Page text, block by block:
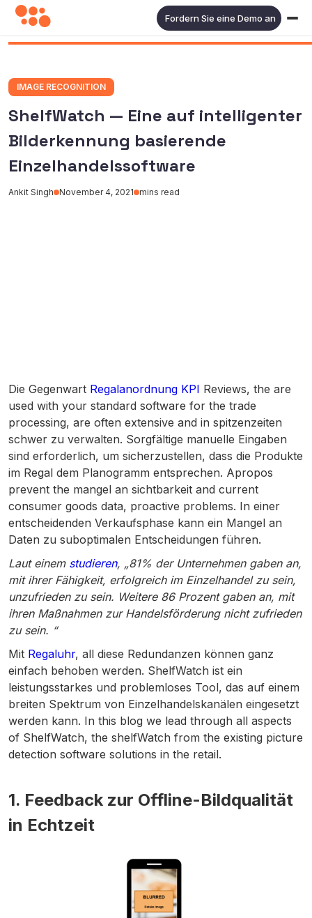
Fordern Sie eine Demo an
IMAGE RECOGNITION
ShelfWatch — Eine auf intelligenter
Bilderkennung basierende
Einzelhandelssoftware
Ankit Singh November 4, 2021 mins read
Die Gegenwart Regalanordnung KPI Reviews, the are
used with your standard software for the trade
processing, are often extensive and in spitzenzeiten
schwer zu verwalten. Sorgfältige manuelle Eingaben
sind erforderlich, um sicherzustellen, dass die Produkte
im Regal dem Planogramm entsprechen. Apropos
prevent the mangel an sichtbarkeit and current
consumer goods data, proactive problems. In einer
entscheidenden Verkaufsphase kann ein Mangel an
Daten zu suboptimalen Entscheidungen führen.
Laut einem studieren, „81% der Unternehmen gaben an,
mit ihrer Fähigkeit, erfolgreich im Einzelhandel zu sein,
unzufrieden zu sein. Weitere 86 Prozent gaben an, mit
ihren Maßnahmen zur Handelsförderung nicht zufrieden
zu sein. “
Mit Regaluhr, all diese Redundanzen können ganz
einfach behoben werden. ShelfWatch ist ein
leistungsstarkes und problemloses Tool, das auf einem
breiten Spektrum von Einzelhandelskanälen eingesetzt
werden kann. In this blog we lead through all aspects
of ShelfWatch, the shelfWatch from the existing picture
detection software solutions in the retail.
1. Feedback zur Offline-Bildqualität
in Echtzeit